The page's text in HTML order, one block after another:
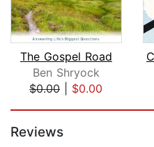
The Gospel Road
Ben Shryock
$0.00| $0.00
Reviews